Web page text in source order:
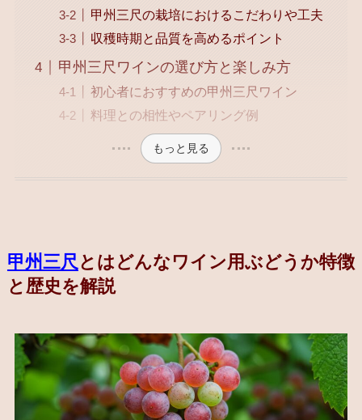
甲州三尺の栽培におけるこだわりや工夫
収穫時期と品質を高めるポイント
甲州三尺ワインの選び方と楽しみ方
初心者におすすめの甲州三尺ワイン
料理との相性やペアリング例
もっと見る
甲州三尺 とはどんなワイン用ぶどうか特徴
と歴史を解説